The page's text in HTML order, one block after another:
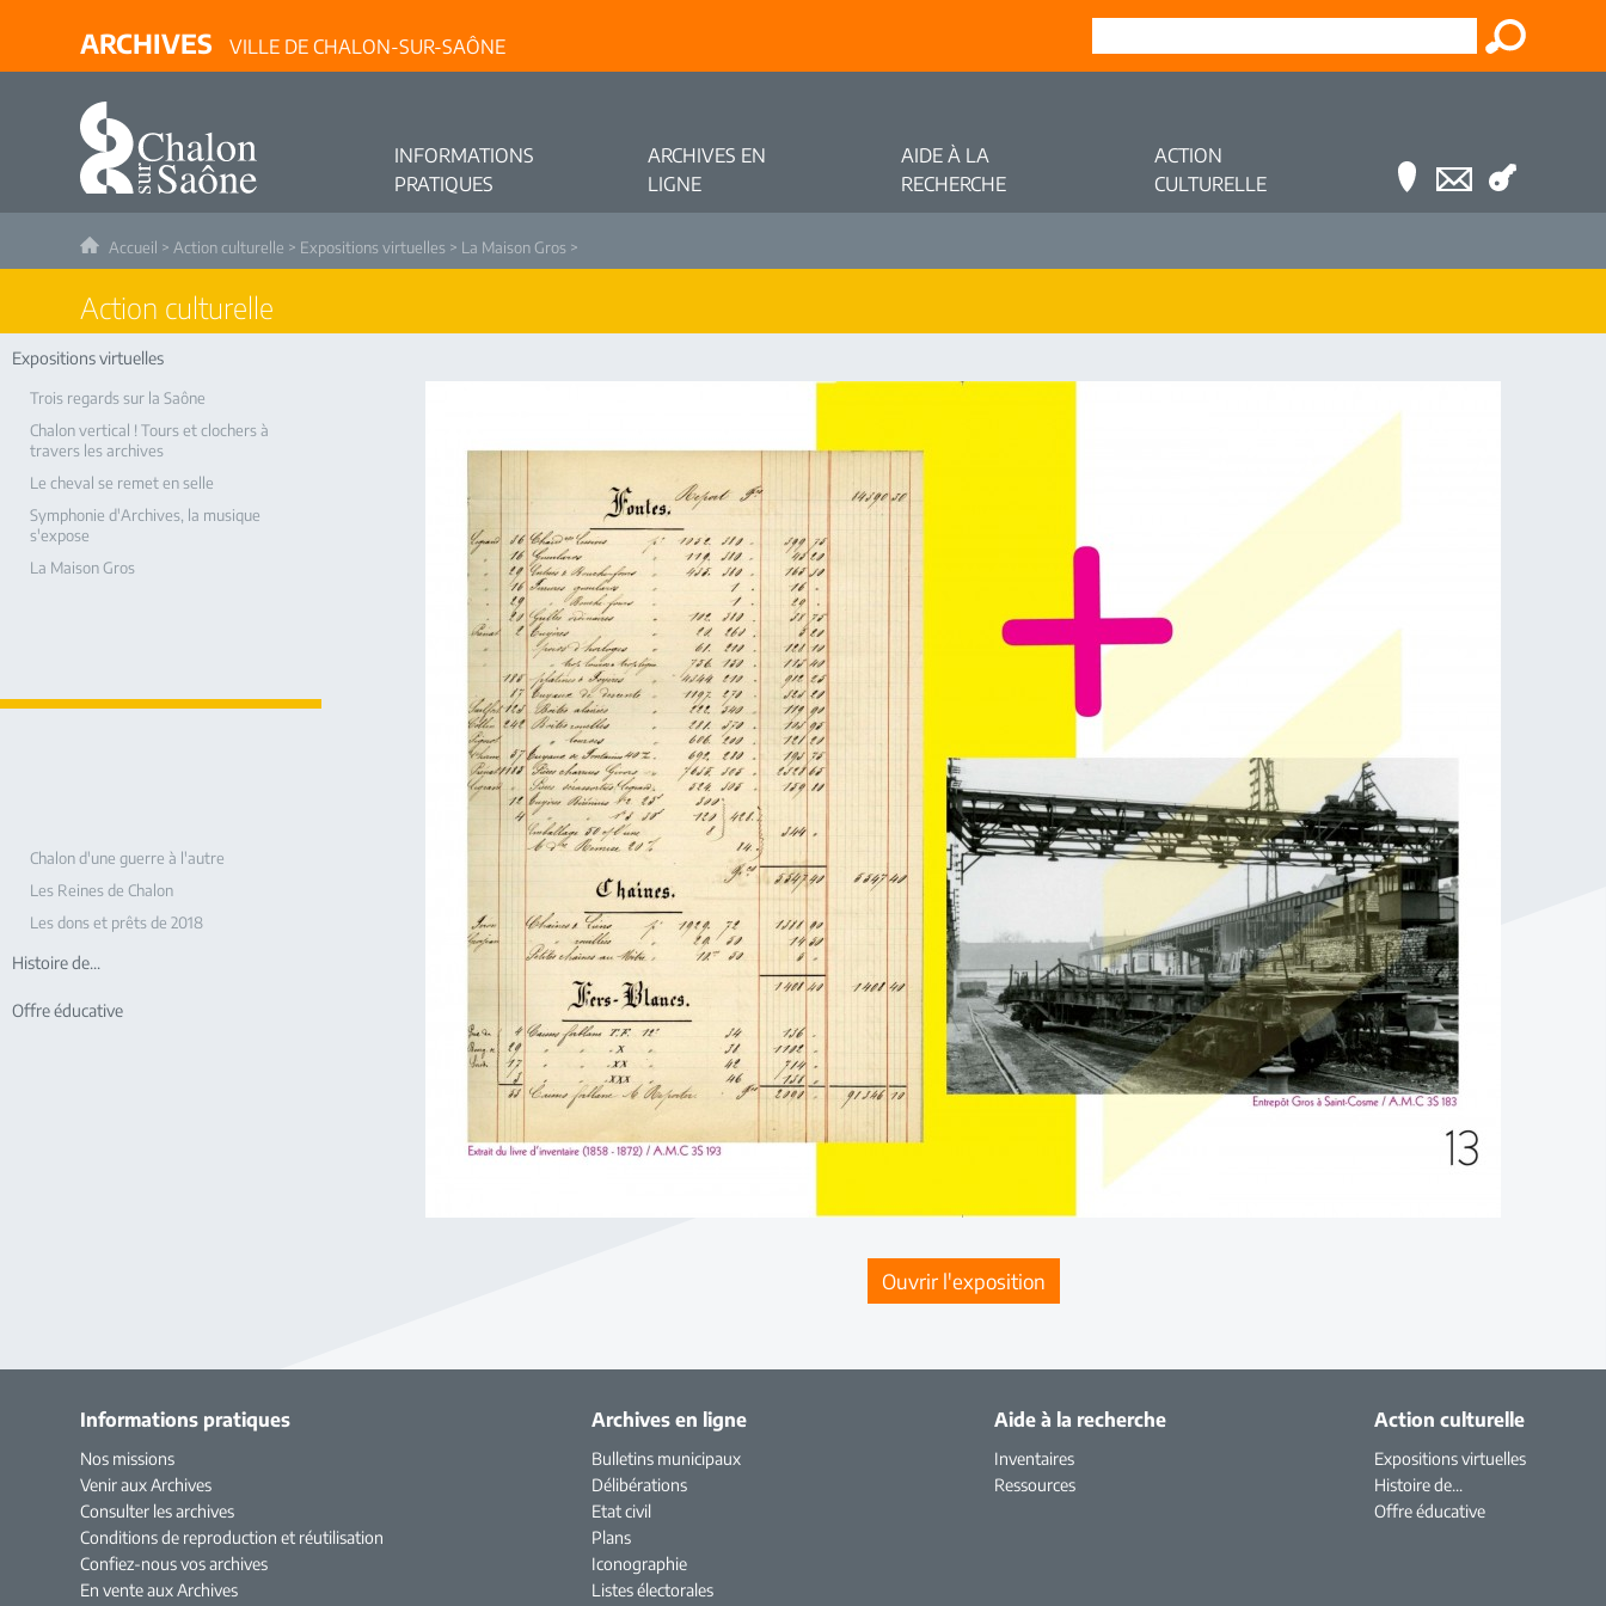
ARCHIVES VILLE DE CHALON-SUR-SAÔNE
INFORMATIONS
PRATIQUES
ARCHIVES EN
LIGNE
AIDE À LA
RECHERCHE
ACTION
CULTURELLE
Accueil > Action culturelle > Expositions virtuelles > La Maison Gros >
Action culturelle
Expositions virtuelles
Trois regards sur la Saône
Chalon vertical ! Tours et clochers à
travers les archives
Le cheval se remet en selle
Symphonie d'Archives, la musique
s'expose
La Maison Gros
Chalon d'une guerre à l'autre
Les Reines de Chalon
Les dons et prêts de 2018
Histoire de...
Offre éducative
Ouvrir l'exposition
Informations pratiques
Nos missions
Venir aux Archives
Consulter les archives
Conditions de reproduction et réutilisation
Confiez-nous vos archives
En vente aux Archives
Archives en ligne
Bulletins municipaux
Délibérations
Etat civil
Plans
Iconographie
Listes électorales
Aide à la recherche
Inventaires
Ressources
Action culturelle
Expositions virtuelles
Histoire de...
Offre éducative